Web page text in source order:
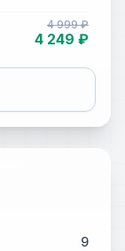
4 999 ₽
4 249 ₽
9